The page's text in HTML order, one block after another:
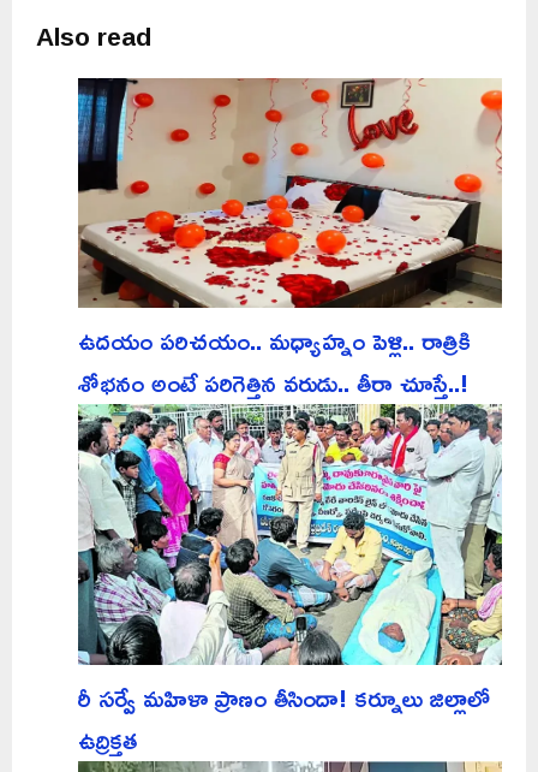
Also read
ఉదయం పరిచయం.. మధ్యాహ్నం పెళ్లి.. రాత్రికి
శోభనం అంటే పరిగెత్తిన వరుడు.. తీరా చూస్తే..!
రీ సర్వే మహిళా ప్రాణం తీసిందా! కర్నూలు జిల్లాలో
ఉద్రిక్తత